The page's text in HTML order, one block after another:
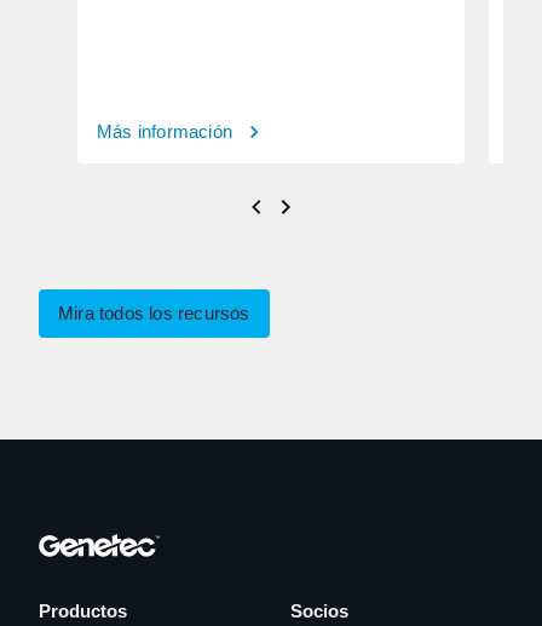
Más información
Mira todos los recursos
Productos Socios